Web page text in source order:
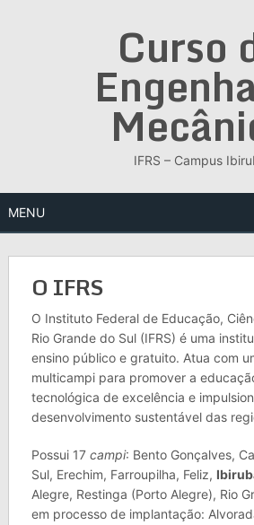
Curso
IFRS – Campus
MENU
O IFRS
O Instituto Federal de Educação,
Rio Grande do Sul (IFRS) é uma
ensino público e gratuito. Atua com
multicampi para promover a
tecnológica de excelência e
desenvolvimento sustentável das
Possui 17 campi: Bento Gonçalves,
Sul, Erechim, Farroupilha, Feliz,
Alegre, Restinga (Porto Alegre), Rio
em processo de implantação: